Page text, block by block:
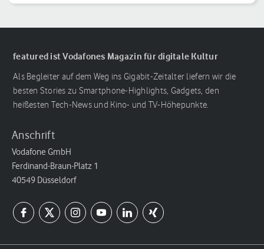
featured ist Vodafones Magazin für digitale Kultur
Als Begleiter auf dem Weg ins Gigabit-Zeitalter liefern wir die
besten Stories zu Smartphone-Highlights, Gadgets, den
heißesten Tech-News und Kino- und TV-Höhepunkte.
Anschrift
Vodafone GmbH
Ferdinand-Braun-Platz 1
40549 Düsseldorf